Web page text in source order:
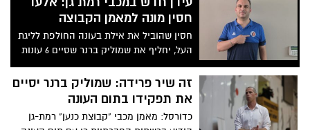
חסין מונה למאמן הקבוצה
חסין שהוביל את אילת בעונה החולפת לליגת
העל, יחליף את שמוליק ברנר שסיים 6 עונות
בקבוצה.
זה שיר פרידה: שמוליק ברנר יסיים
את תפקידו בתום העונה
כדורסל: מאמן מכבי "קבוצת כנען" רמת-גן